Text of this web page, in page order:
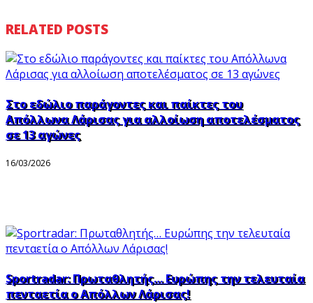
RELATED POSTS
Στο εδώλιο παράγοντες και παίκτες του
Απόλλωνα Λάρισας για αλλοίωση αποτελέσματος
σε 13 αγώνες
16/03/2026
Sportradar: Πρωταθλητής… Ευρώπης την τελευταία
πενταετία ο Απόλλων Λάρισας!